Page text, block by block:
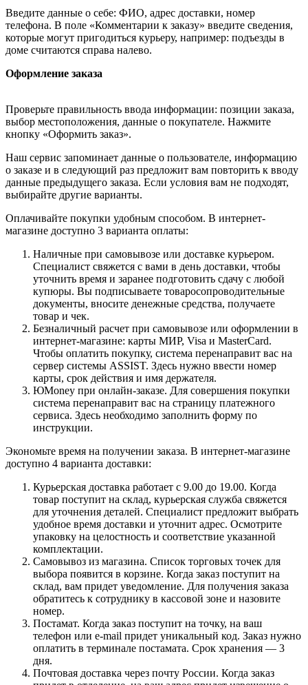
Введите данные о себе: ФИО, адрес доставки, номер
телефона. В поле «Комментарии к заказу» введите сведения,
которые могут пригодиться курьеру, например: подъезды в
доме считаются справа налево.
Оформление заказа
Проверьте правильность ввода информации: позиции заказа,
выбор местоположения, данные о покупателе. Нажмите
кнопку «Оформить заказ».
Наш сервис запоминает данные о пользователе, информацию
о заказе и в следующий раз предложит вам повторить к вводу
данные предыдущего заказа. Если условия вам не подходят,
выбирайте другие варианты.
Оплачивайте покупки удобным способом. В интернет-
магазине доступно 3 варианта оплаты:
Наличные при самовывозе или доставке курьером.
Специалист свяжется с вами в день доставки, чтобы
уточнить время и заранее подготовить сдачу с любой
купюры. Вы подписываете товаросопроводительные
документы, вносите денежные средства, получаете
товар и чек.
Безналичный расчет при самовывозе или оформлении в
интернет-магазине: карты МИР, Visa и MasterCard.
Чтобы оплатить покупку, система перенаправит вас на
сервер системы ASSIST. Здесь нужно ввести номер
карты, срок действия и имя держателя.
ЮMoney при онлайн-заказе. Для совершения покупки
система перенаправит вас на страницу платежного
сервиса. Здесь необходимо заполнить форму по
инструкции.
Экономьте время на получении заказа. В интернет-магазине
доступно 4 варианта доставки:
Курьерская доставка работает с 9.00 до 19.00. Когда
товар поступит на склад, курьерская служба свяжется
для уточнения деталей. Специалист предложит выбрать
удобное время доставки и уточнит адрес. Осмотрите
упаковку на целостность и соответствие указанной
комплектации.
Самовывоз из магазина. Список торговых точек для
выбора появится в корзине. Когда заказ поступит на
склад, вам придет уведомление. Для получения заказа
обратитесь к сотруднику в кассовой зоне и назовите
номер.
Постамат. Когда заказ поступит на точку, на ваш
телефон или e-mail придет уникальный код. Заказ нужно
оплатить в терминале постамата. Срок хранения — 3
дня.
Почтовая доставка через почту России. Когда заказ